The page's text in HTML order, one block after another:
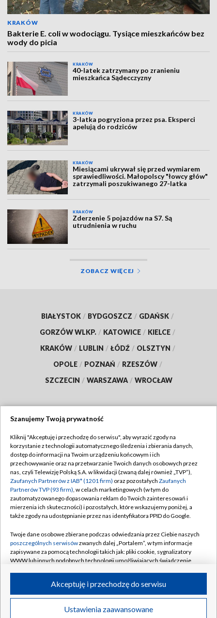
KRAKÓW
Bakterie E. coli w wodociągu. Tysiące mieszkańców bez
wody do picia
KRAKÓW
40-latek zatrzymany po zranieniu
mieszkańca Sądecczyzny
KRAKÓW
3-latka pogryziona przez psa. Eksperci
apelują do rodziców
KRAKÓW
Miesiącami ukrywał się przed wymiarem
sprawiedliwości. Małopolscy "łowcy głów"
zatrzymali poszukiwanego 27-latka
KRAKÓW
Zderzenie 5 pojazdów na S7. Są
utrudnienia w ruchu
ZOBACZ WIĘCEJ
BIAŁYSTOK / BYDGOSZCZ / GDAŃSK /
GORZÓW WLKP. / KATOWICE / KIELCE /
KRAKÓW / LUBLIN / ŁÓDŹ / OLSZTYN /
OPOLE / POZNAŃ / RZESZÓW /
SZCZECIN / WARSZAWA / WROCŁAW
TVP
Abonament TVP
Emisja w TVP
Centrum informacji TVP
Naziemna Telewizja Cyfrowa
Rada Programowa
System NOS
Informacje o nadawcy
Program dla prasy
Regulamin TVP
Polityka prywatności
Moje zgody
Pomoc
Kontakt
Kanały
©2026 Telewizja Polska S.A. w likwidacji
Szanujemy Twoją prywatność
Kliknij "Akceptuję i przechodzę do serwisu", aby wyrazić zgody na
korzystanie z technologii automatycznego śledzenia i zbierania danych,
dostęp do informacji na Twoim urządzeniu końcowym i ich
przechowywanie oraz na przetwarzanie Twoich danych osobowych przez
nas, czyli Telewizję Polską S.A. w likwidacji (zwaną dalej również „TVP”),
Zaufanych Partnerów z IAB* (1201 firm) oraz pozostałych Zaufanych
Partnerów TVP (93 firm), w celach marketingowych (w tym do
zautomatyzowanego dopasowania reklam do Twoich zainteresowań i
mierzenia ich skuteczności) i pozostałych, które wskazujemy poniżej, a
także zgody na udostępnianie przez nas identyfikatora PPID do Google.
Twoje dane osobowe zbierane podczas odwiedzania przez Ciebie naszych
poszczególnych serwisówzwanych dalej „Portalem”, w tym informacje
zapisywane za pomocą technologii takich jak: pliki cookie, sygnalizatory
WWW lub innych podobnych technologii umożliwiających świadczenie
ruchu w Internecie.
Twoje dane osobowe zbierane podczas odwiedzania przez Ciebie
poszczególnych serwisówna Portalu, takie jak adresy IP, identyfikatory
Ustawienia zaawansowane
Akceptuję i przechodzę do serwisu